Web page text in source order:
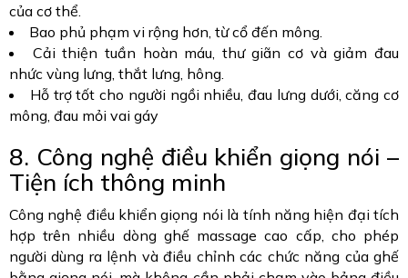
của cơ thể.
Bao phủ phạm vi rộng hơn, từ cổ đến mông.
Cải thiện tuần hoàn máu, thư giãn cơ và giảm đau
nhức vùng lưng, thắt lưng, hông.
Hỗ trợ tốt cho người ngồi nhiều, đau lưng dưới, căng cơ
mông, đau mỏi vai gáy
8. Công nghệ điều khiển giọng nói –
Tiện ích thông minh
Công nghệ điều khiển giọng nói là tính năng hiện đại tích
hợp trên nhiều dòng ghế massage cao cấp, cho phép
người dùng ra lệnh và điều chỉnh các chức năng của ghế